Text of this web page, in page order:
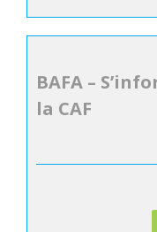
BAFA –
la CAF